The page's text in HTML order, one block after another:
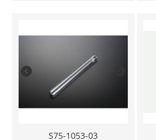
S75-1053-03